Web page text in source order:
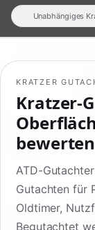
KRATZER
Kratzer-
bewerten
ATD-
Gutachten für
Oldtimer,
Begutachtet
Unabhängiges